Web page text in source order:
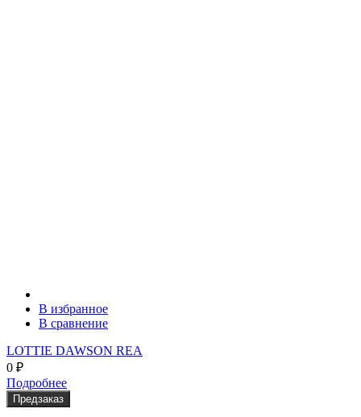
В избранное
В сравнение
LOTTIE DAWSON REA
0 ₽
Подробнее
Предзаказ